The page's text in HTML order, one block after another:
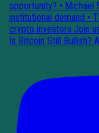
Is Bitcoin Still Bullish?